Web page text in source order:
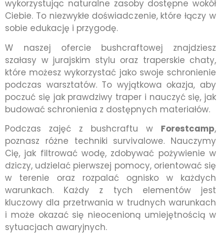
wykorzystując naturalne zasoby dostępne wokół
Ciebie. To niezwykłe doświadczenie, które łączy w
sobie edukację i przygodę.
W naszej ofercie bushcraftowej znajdziesz
szałasy w jurajskim stylu oraz traperskie chaty,
które możesz wykorzystać jako swoje schronienie
podczas warsztatów. To wyjątkowa okazja, aby
poczuć się jak prawdziwy traper i nauczyć się, jak
budować schronienia z dostępnych materiałów.
Podczas zajęć z bushcraftu w Forestcamp,
poznasz różne techniki survivalowe. Nauczymy
Cię, jak filtrować wodę, zdobywać pożywienie w
dziczy, udzielać pierwszej pomocy, orientować się
w terenie oraz rozpalać ognisko w każdych
warunkach. Każdy z tych elementów jest
kluczowy dla przetrwania w trudnych warunkach
i może okazać się nieocenioną umiejętnością w
sytuacjach awaryjnych.